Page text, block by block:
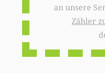
an unsere
Zähler